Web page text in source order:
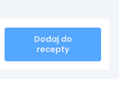
Dodaj do
recepty